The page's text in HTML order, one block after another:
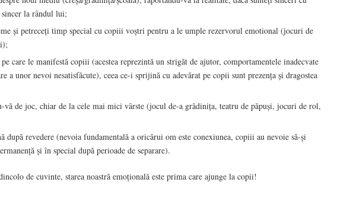
la rândul lui;
și petreceți timp special cu copiii voștri pentru a le umple rezervorul emotional (jocuri de
care le manifestă copiii (acestea reprezintă un strigăt de ajutor, comportamentele inadecvate
a unor nevoi nesatisfăcute), ceea ce-i sprijină cu adevărat pe copii sunt prezența și dragostea
de joc, chiar de la cele mai mici vârste (jocul de-a grădinița, teatru de păpuși, jocuri de rol,
după revedere (nevoia fundamentală a oricărui om este conexiunea, copiii au nevoie să-și
și în special după perioade de separare).
de cuvinte, starea noastră emoțională este prima care ajunge la copii!